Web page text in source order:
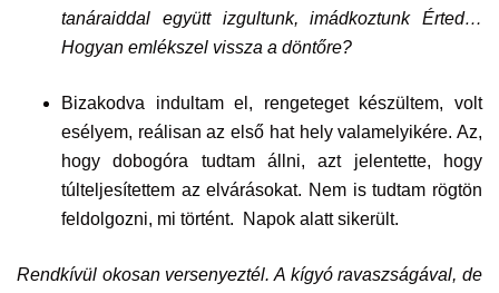
tanáraiddal együtt izgultunk, imádkoztunk Érted…
Hogyan emlékszel vissza a döntőre?
Bizakodva indultam el, rengeteget készültem, volt
esélyem, reálisan az első hat hely valamelyikére. Az,
hogy dobogóra tudtam állni, azt jelentette, hogy
túlteljesítettem az elvárásokat. Nem is tudtam rögtön
feldolgozni, mi történt. Napok alatt sikerült.
Rendkívül okosan versenyeztél. A kígyó ravaszságával, de